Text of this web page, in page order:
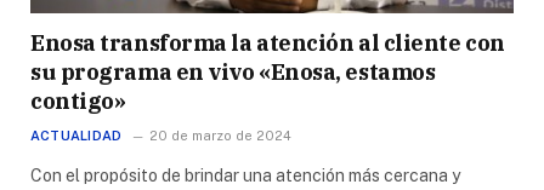
Enosa transforma la atención al cliente con
su programa en vivo «Enosa, estamos
contigo»
ACTUALIDAD 20 de marzo de 2024
Con el propósito de brindar una atención más cercana y